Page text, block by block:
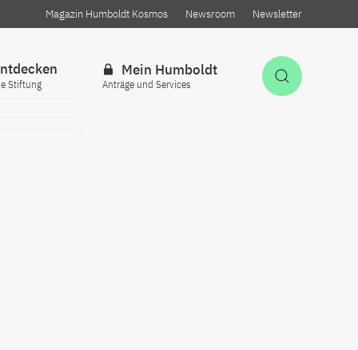
Magazin Humboldt Kosmos Newsroom Newsletter
Stiftung
Mein Humboldt
Anträge und Services